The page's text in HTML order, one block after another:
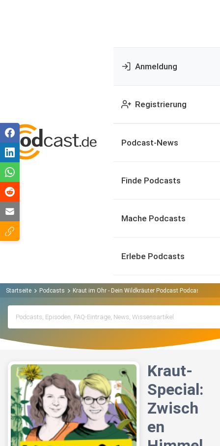
Anmeldung
Registrierung
Podcast-News
Finde Podcasts
Mache Podcasts
Erlebe Podcasts
Startseite Podcasts Kraut im Ohr - Dein Wildkräuter Podcast Podcast
Kraut-
Special:
Zwisch
en